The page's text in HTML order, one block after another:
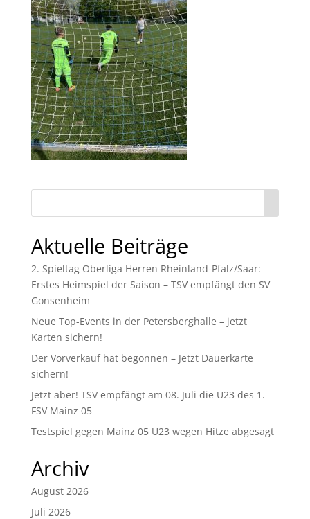
Aktuelle Beiträge
2. Spieltag Oberliga Herren Rheinland-Pfalz/Saar:
Erstes Heimspiel der Saison – TSV empfängt den SV
Gonsenheim
Neue Top-Events in der Petersberghalle – jetzt
Karten sichern!
Der Vorverkauf hat begonnen – Jetzt Dauerkarte
sichern!
Jetzt aber! TSV empfängt am 08. Juli die U23 des 1.
FSV Mainz 05
Testspiel gegen Mainz 05 U23 wegen Hitze abgesagt
Archiv
August 2026
Juli 2026